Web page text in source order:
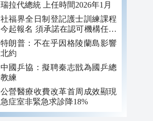
瑞拉代總統 上任時間2026年1月
社福界全日制登記護士訓練課程
今起報名 須承諾在認可機構任職
至少三年
特朗普：不在乎因格陵蘭島影響
北約
中國乒協：擬聘秦志戩為國乒總
教練
公營醫療收費改革首周成效顯現
急症室非緊急求診降18%